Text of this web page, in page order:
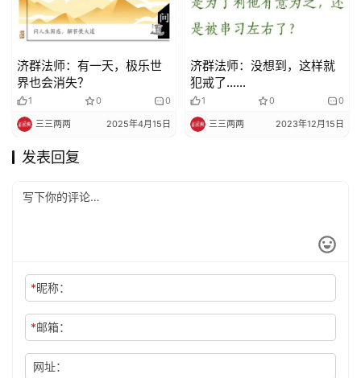
济群法师：有一天，极乐世
界也会消失？
1 0 0
三三两两 2025年4月15日
济群法师：没想到，这样就
犯戒了……
1 0 0
三三两两 2023年12月15日
发表回复
*昵称：
*邮箱：
网址：